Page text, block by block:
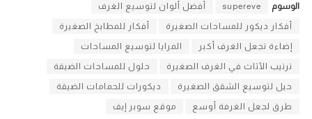
الوسوم supereve أفضل ألوان لتوسيع الغرف
أفكار ديكور للمساحات الصغيرة أفكار للمطابخ الصغيرة
إضاءة تجعل الغرف أكبر المرايا لتوسيع المساحات
ترتيب الأثاث في الغرف الصغيرة حلول للمساحات الضيقة
حيل لتوسيع الشقق الصغيرة ديكورات للحمامات الضيقة
طرق لجعل الغرفة أوسع موقع سوبر إيف